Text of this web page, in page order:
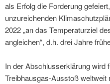
als Erfolg die Forderung
unzureichenden
2022 „an das Temperaturziel
angleichen“, d.h. drei Jahre
In der Abschlusserklärung wird
Treibhausgas-Ausstoß